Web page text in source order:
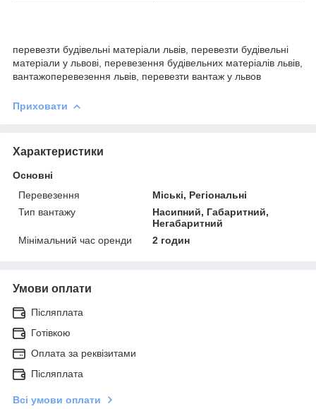
перевезти будівельні матеріали львів, перевезти будівельні
матеріали у львові, перевезення будівельних матеріалів львів,
вантажоперевезення львів, перевезти вантаж у львов
Приховати
Характеристики
Основні
Перевезення
Міські, Регіональні
Тип вантажу
Насипний, Габаритний,
Негабаритний
Мінімальний час оренди
2 годин
Умови оплати
Післяплата
Готівкою
Оплата за реквізитами
Післяплата
Всі умови оплати